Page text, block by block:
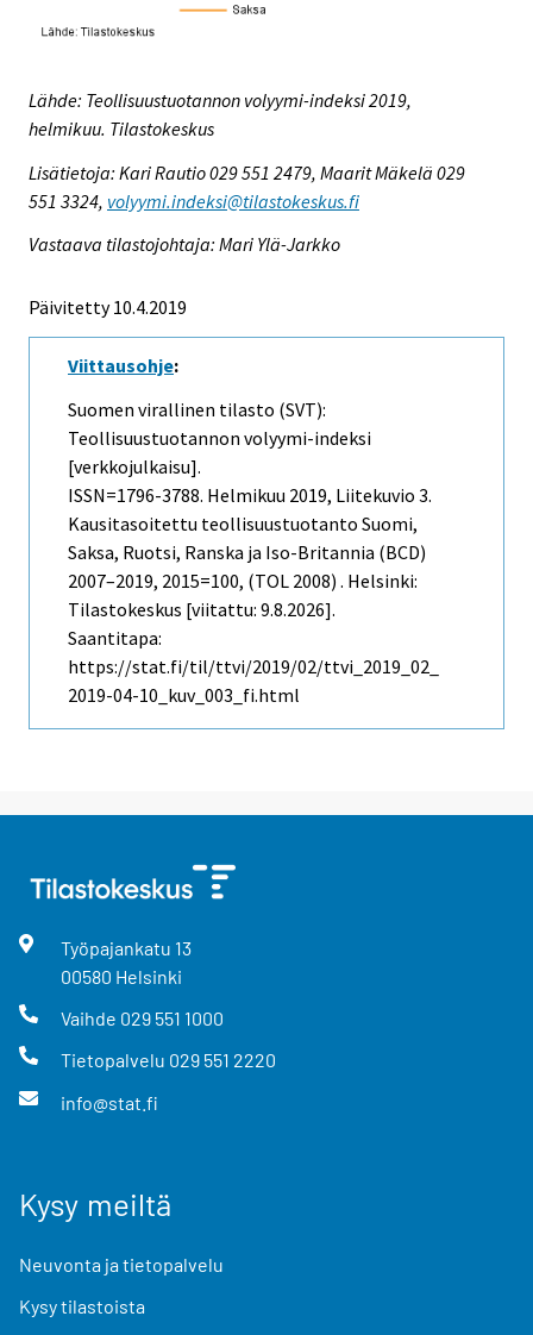
Lähde: Teollisuustuotannon volyymi-indeksi 2019,
helmikuu. Tilastokeskus
Lisätietoja: Kari Rautio 029 551 2479, Maarit Mäkelä 029
551 3324, volyymi.indeksi@tilastokeskus.fi
Vastaava tilastojohtaja: Mari Ylä-Jarkko
Päivitetty 10.4.2019
Viittausohje:
Suomen virallinen tilasto (SVT):
Teollisuustuotannon volyymi-indeksi
[verkkojulkaisu].
ISSN=1796-3788. Helmikuu 2019, Liitekuvio 3.
Kausitasoitettu teollisuustuotanto Suomi,
Saksa, Ruotsi, Ranska ja Iso-Britannia (BCD)
2007–2019, 2015=100, (TOL 2008) . Helsinki:
Tilastokeskus [viitattu: 9.8.2026].
Saantitapa:
https://stat.fi/til/ttvi/2019/02/ttvi_2019_02_
2019-04-10_kuv_003_fi.html
Työpajankatu 13
00580 Helsinki
Vaihde 029 551 1000
Tietopalvelu 029 551 2220
info@stat.fi
Kysy meiltä
Neuvonta ja tietopalvelu
Kysy tilastoista